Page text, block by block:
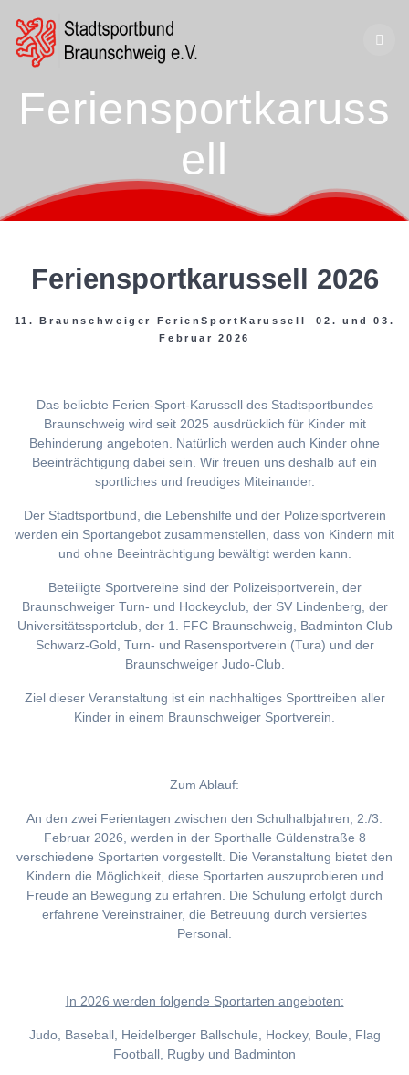
Feriensportkaruss
ell
Feriensportkarussell 2026
11. Braunschweiger FerienSportKarussell 02. und 03.
Februar 2026
Das beliebte Ferien-Sport-Karussell des Stadtsportbundes
Braunschweig wird seit 2025 ausdrücklich für Kinder mit
Behinderung angeboten. Natürlich werden auch Kinder ohne
Beeinträchtigung dabei sein. Wir freuen uns deshalb auf ein
sportliches und freudiges Miteinander.
Der Stadtsportbund, die Lebenshilfe und der Polizeisportverein
werden ein Sportangebot zusammenstellen, dass von Kindern mit
und ohne Beeinträchtigung bewältigt werden kann.
Beteiligte Sportvereine sind der Polizeisportverein, der
Braunschweiger Turn- und Hockeyclub, der SV Lindenberg, der
Universitätssportclub, der 1. FFC Braunschweig, Badminton Club
Schwarz-Gold, Turn- und Rasensportverein (Tura) und der
Braunschweiger Judo-Club.
Ziel dieser Veranstaltung ist ein nachhaltiges Sporttreiben aller
Kinder in einem Braunschweiger Sportverein.
Zum Ablauf:
An den zwei Ferientagen zwischen den Schulhalbjahren, 2./3.
Februar 2026, werden in der Sporthalle Güldenstraße 8
verschiedene Sportarten vorgestellt. Die Veranstaltung bietet den
Kindern die Möglichkeit, diese Sportarten auszuprobieren und
Freude an Bewegung zu erfahren. Die Schulung erfolgt durch
erfahrene Vereinstrainer, die Betreuung durch versiertes
Personal.
In 2026 werden folgende Sportarten angeboten:
Judo, Baseball, Heidelberger Ballschule, Hockey, Boule, Flag
Football, Rugby und Badminton